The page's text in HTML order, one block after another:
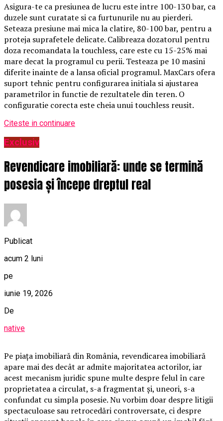
Asigura-te ca presiunea de lucru este intre 100-130 bar, ca
duzele sunt curatate si ca furtunurile nu au pierderi.
Seteaza presiune mai mica la clatire, 80-100 bar, pentru a
proteja suprafetele delicate. Calibreaza dozatorul pentru
doza recomandata la touchless, care este cu 15-25% mai
mare decat la programul cu perii. Testeaza pe 10 masini
diferite inainte de a lansa oficial programul. MaxCars ofera
suport tehnic pentru configurarea initiala si ajustarea
parametrilor in functie de rezultatele din teren. O
configuratie corecta este cheia unui touchless reusit.
Citeste in continuare
Exclusiv
Revendicare imobiliară: unde se termină
posesia și începe dreptul real
Publicat
acum 2 luni
pe
iunie 19, 2026
De
native
Pe piața imobiliară din România, revendicarea imobiliară
apare mai des decât ar admite majoritatea actorilor, iar
acest mecanism juridic spune multe despre felul în care
proprietatea a circulat, s-a fragmentat și, uneori, s-a
confundat cu simpla posesie. Nu vorbim doar despre litigii
spectaculoase sau retrocedări controversate, ci despre